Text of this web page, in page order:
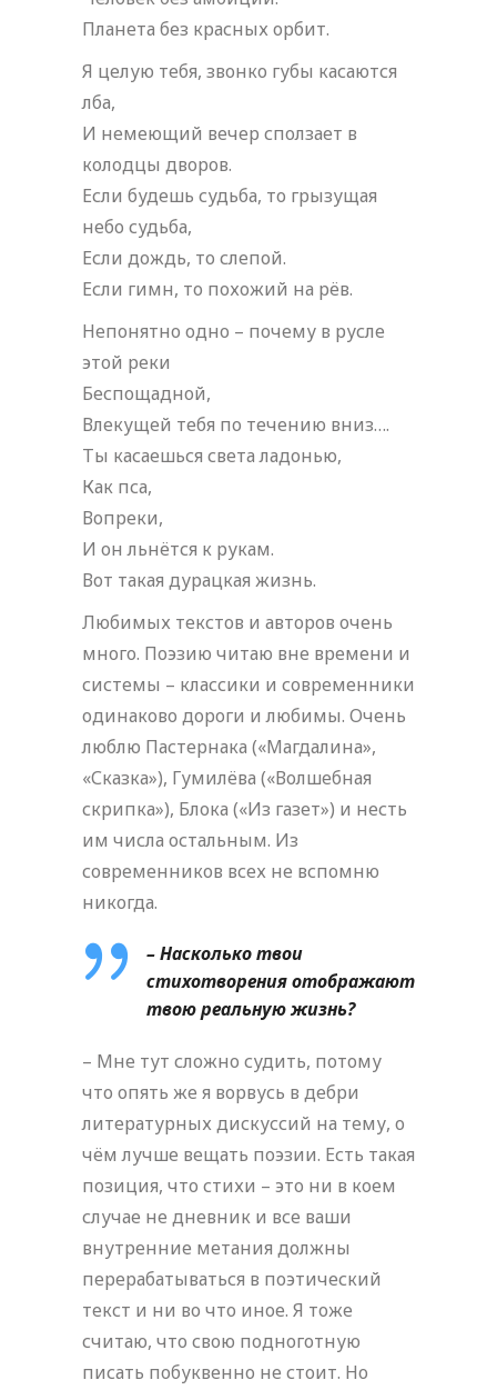
Планета без красных орбит.
Я целую тебя, звонко губы касаются
лба,
И немеющий вечер сползает в
колодцы дворов.
Если будешь судьба, то грызущая
небо судьба,
Если дождь, то слепой.
Если гимн, то похожий на рёв.
Непонятно одно – почему в русле
этой реки
Беспощадной,
Влекущей тебя по течению вниз….
Ты касаешься света ладонью,
Как пса,
Вопреки,
И он льнётся к рукам.
Вот такая дурацкая жизнь.
Любимых текстов и авторов очень
много. Поэзию читаю вне времени и
системы – классики и современники
одинаково дороги и любимы. Очень
люблю Пастернака («Магдалина»,
«Сказка»), Гумилёва («Волшебная
скрипка»), Блока («Из газет») и несть
им числа остальным. Из
современников всех не вспомню
никогда.
– Насколько твои
стихотворения отображают
твою реальную жизнь?
– Мне тут сложно судить, потому
что опять же я ворвусь в дебри
литературных дискуссий на тему, о
чём лучше вещать поэзии. Есть такая
позиция, что стихи – это ни в коем
случае не дневник и все ваши
внутренние метания должны
перерабатываться в поэтический
текст и ни во что иное. Я тоже
считаю, что свою подноготную
писать побуквенно не стоит. Но